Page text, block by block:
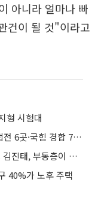
아니라 얼마나 빠
건이 될 것"이라고
형 시험대
'깜깜이' 여야 판세 동상이몽…민주 접전 6곳·국힘 경합 7곳, 겹친 4곳 승부처
4년 만의 '강원 리턴매치'…우상호 vs 김진태, 부동층이 변수
40%가 노후 주택